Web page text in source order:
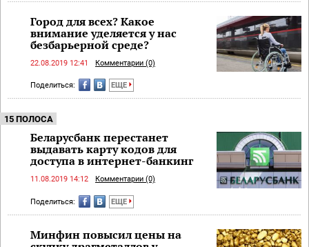
Город для всех? Какое
внимание уделяется у нас
безбарьерной среде?
22.08.2019 12:41 Комментарии (0)
Поделиться: ЕЩЕ
15 ПОЛОСА
Беларусбанк перестанет
выдавать карту кодов для
доступа в интернет-банкинг
11.08.2019 14:12 Комментарии (0)
Поделиться: ЕЩЕ
Минфин повысил цены на